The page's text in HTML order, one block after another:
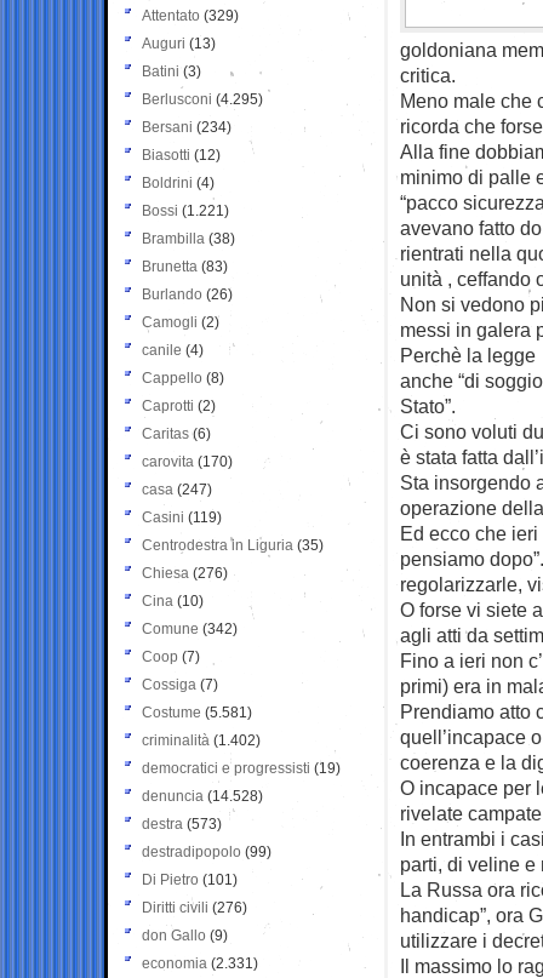
goldoniana
critica.
Meno male che
ricorda che
Alla fine
minimo di palle
“pacco
avevano fatto
rientrati nella
unità , ceffando
Non si vedono
messi in galera
Perchè la legge
anche “di
Stato”.
Ci sono voluti
è stata fatta
Sta insorgendo
operazione
Ed ecco che
pensiamo
regolarizzarle,
O forse vi siete
agli atti da
Fino a ieri non
primi) era in
Prendiamo atto
quell’incapace
coerenza e la
O incapace per
rivelate
In entrambi i
parti, di veline e
La Russa ora
handicap”, ora
utilizzare i
Il massimo lo
Attentato (329)
Auguri (13)
Batini (3)
Berlusconi (4.295)
Bersani (234)
Biasotti (12)
Boldrini (4)
Bossi (1.221)
Brambilla (38)
Brunetta (83)
Burlando (26)
Camogli (2)
canile (4)
Cappello (8)
Caprotti (2)
Caritas (6)
carovita (170)
casa (247)
Casini (119)
Centrodestra in Liguria (35)
Chiesa (276)
Cina (10)
Comune (342)
Coop (7)
Cossiga (7)
Costume (5.581)
criminalità (1.402)
democratici e progressisti (19)
denuncia (14.528)
destra (573)
destradipopolo (99)
Di Pietro (101)
Diritti civili (276)
don Gallo (9)
economia (2.331)